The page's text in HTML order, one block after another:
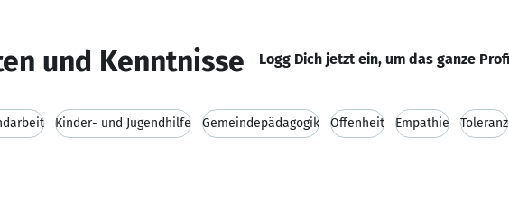
und Kenntnisse Logg Dich jetzt ein, um das ganze
Kinder- und Jugendhilfe Gemeindepädagogik Offenheit Empathie Toleranz